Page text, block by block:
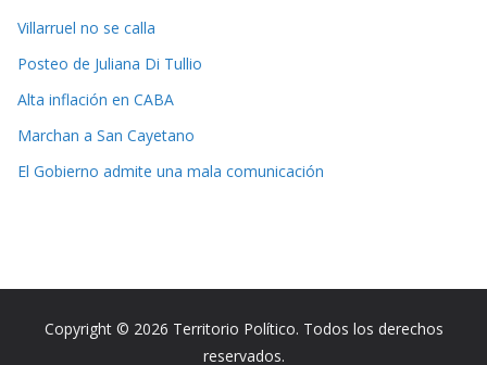
Villarruel no se calla
Posteo de Juliana Di Tullio
Alta inflación en CABA
Marchan a San Cayetano
El Gobierno admite una mala comunicación
Copyright © 2026 Territorio Político. Todos los derechos
reservados.